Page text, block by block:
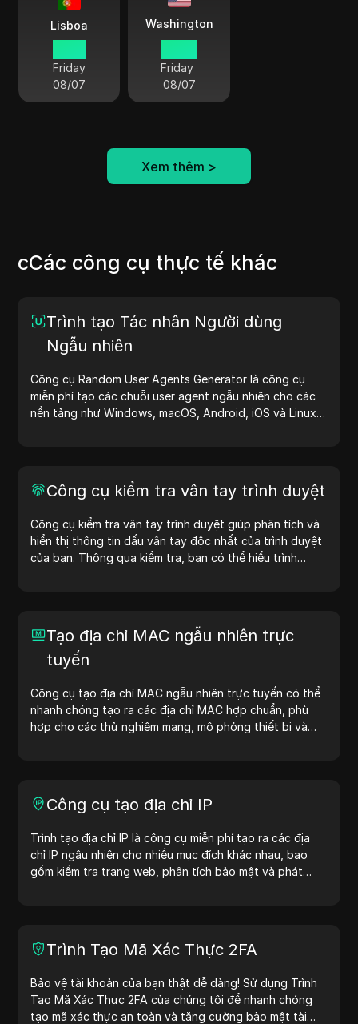
Lisboa
Friday
08/07
Washington
Friday
08/07
Xem thêm >
cCác công cụ thực tế khác
Trình tạo Tác nhân Người dùng
Ngẫu nhiên
Công cụ Random User Agents Generator là công cụ
miễn phí tạo các chuỗi user agent ngẫu nhiên cho các
nền tảng như Windows, macOS, Android, iOS và Linux.
Đơn giản hóa quy trình làm việc của bạn—bắt đầu tạo
user agent ngay hôm nay!
Công cụ kiểm tra vân tay trình duyệt
Công cụ kiểm tra vân tay trình duyệt giúp phân tích và
hiển thị thông tin dấu vân tay độc nhất của trình duyệt
của bạn. Thông qua kiểm tra, bạn có thể hiểu trình
Tạo địa chỉ MAC ngẫu nhiên trực
tuyến
Công cụ tạo địa chỉ MAC ngẫu nhiên trực tuyến có thể
nhanh chóng tạo ra các địa chỉ MAC hợp chuẩn, phù
hợp cho các thử nghiệm mạng, mô phỏng thiết bị và
Công cụ tạo địa chỉ IP
Trình tạo địa chỉ IP là công cụ miễn phí tạo ra các địa
chỉ IP ngẫu nhiên cho nhiều mục đích khác nhau, bao
gồm kiểm tra trang web, phân tích bảo mật và phát
riêng tư và nhiều mục đích khác. Đơn giản hóa quy trình
làm việc và cải thiện quá trình phát triển — tạo địa chỉ
Trình Tạo Mã Xác Thực 2FA
Bảo vệ tài khoản của bạn thật dễ dàng! Sử dụng Trình
Tạo Mã Xác Thực 2FA của chúng tôi để nhanh chóng
tạo mã xác thực an toàn và tăng cường bảo mật tài